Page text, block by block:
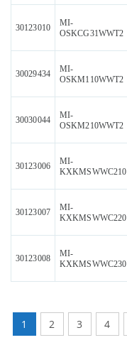
30123010
MI-
OSKCG31WWT2
30029434
MI-
OSKM110WWT2
30030044
MI-
OSKM210WWT2
30123006
MI-
KXKMSWWC210
30123007
MI-
KXKMSWWC220
30123008
MI-
KXKMSWWC230
1 2 3 4